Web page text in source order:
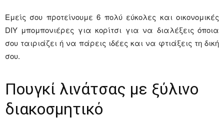
Είδη
Εμείς σου προτείνουμε 6 πολύ εύκολες και οικονομικές
DIY μπομπονιέρες για κορίτσι για να διαλέξεις όποια
σου ταιριάζει ή να πάρεις ιδέες και να φτιάξεις τη δική
σου.
Πουγκί λινάτσας με ξύλινο
διακοσμητικό